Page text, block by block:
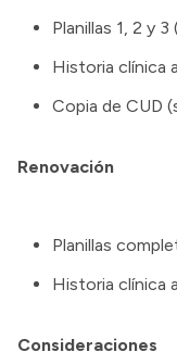
Planillas 1, 2 y
Historia clínica
Copia de CUD
Renovación
Planillas
Historia clínica
Consideraciones